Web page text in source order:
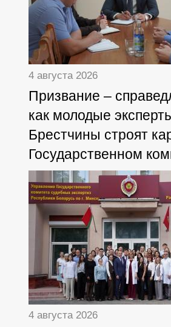
4 августа 2026
Призвание –
как молодые
Брестчины строят
Государственном
судебных экспертиз
4 августа 2026